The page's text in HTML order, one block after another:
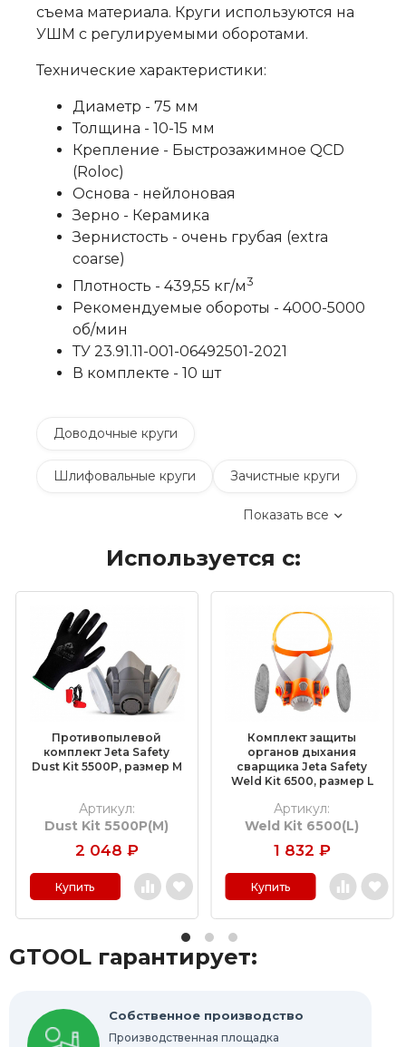
съема материала. Круги используются на
УШМ с регулируемыми оборотами.
Технические характеристики:
Диаметр - 75 мм
Толщина - 10-15 мм
Крепление - Быстрозажимное QCD
(Roloc)
Основа - нейлоновая
Зерно - Керамика
Зернистость - очень грубая (extra
coarse)
Плотность - 439,55 кг/м3
Рекомендуемые обороты - 4000-5000
об/мин
ТУ 23.91.11-001-06492501-2021
В комплекте - 10 шт
Доводочные круги
Шлифовальные круги Зачистные круги
Круги лепестковые торцевые шлифовальные
(КЛТ)
Шлифовальные круги на липучке Velcro
Обдирочные круги
Шлифовальные валики Фибровые круги
Абразивные шлифовальные головки
Шлифовальные листы и рулоны
Круги с креплением Roloc™
Шлифовальные абразивные ленты
Отрезные круги по металлу
Шлифовальные гильзы
Шлифовальные абразивные губки, бруски
Показать все
Используется с:
Противопылевой
комплект Jeta Safety
Dust Kit 5500P, размер M
Артикул:
Dust Kit 5500P(M)
2 048 ₽
Купить
Комплект защиты
органов дыхания
сварщика Jeta Safety
Weld Kit 6500, размер L
Артикул:
Weld Kit 6500(L)
1 832 ₽
Купить
GTOOL гарантирует:
Собственное производство
Производственная площадка